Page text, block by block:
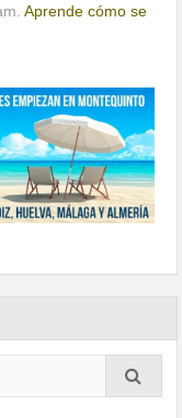
Aprende cómo se